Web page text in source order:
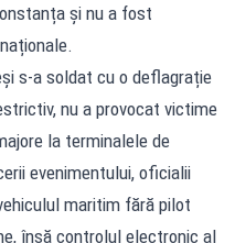
și nu a fost
s-a soldat cu o deflagrație
nu a provocat victime
la terminalele de
evenimentului, oficialii
maritim fără pilot
însă controlul electronic al